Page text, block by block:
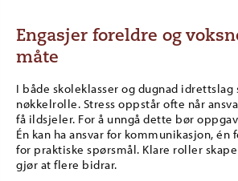
Engasjer foreldre og
måte
I både skoleklasser og dugnad
nøkkelrolle. Stress oppstår ofte når
få ildsjeler. For å unngå dette bør
Én kan ha ansvar for kommunikasjon,
for praktiske spørsmål. Klare roller
gjør at flere bidrar.